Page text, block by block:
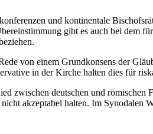
und kontinentale
gibt es auch bei dem
von einem Grundkonsens der
in der Kirche halten dies für
zwischen deutschen und
akzeptabel halten. Im